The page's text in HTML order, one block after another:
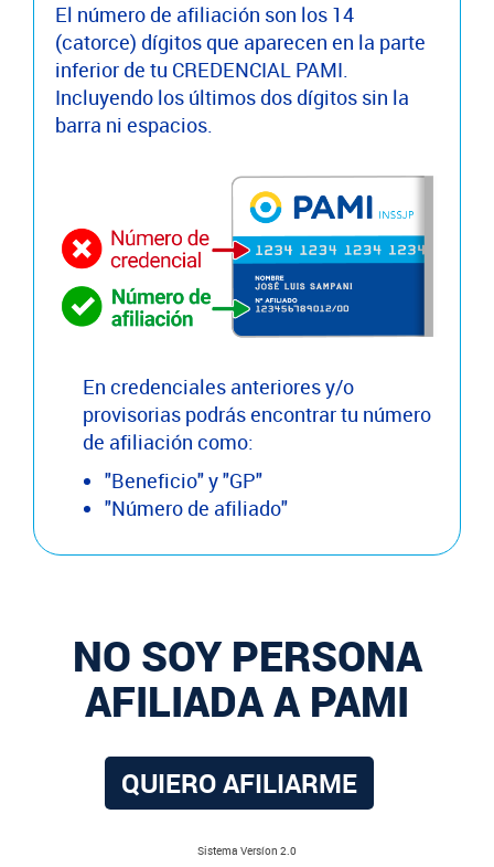
El número de afiliación son los 14
(catorce) dígitos que aparecen en la parte
inferior de tu CREDENCIAL PAMI.
Incluyendo los últimos dos dígitos sin la
barra ni espacios.
En credenciales anteriores y/o
provisorias podrás encontrar tu número
de afiliación como:
"Beneficio" y "GP"
"Número de afiliado"
NO SOY PERSONA
AFILIADA A PAMI
QUIERO AFILIARME
Sistema Versíon 2.0